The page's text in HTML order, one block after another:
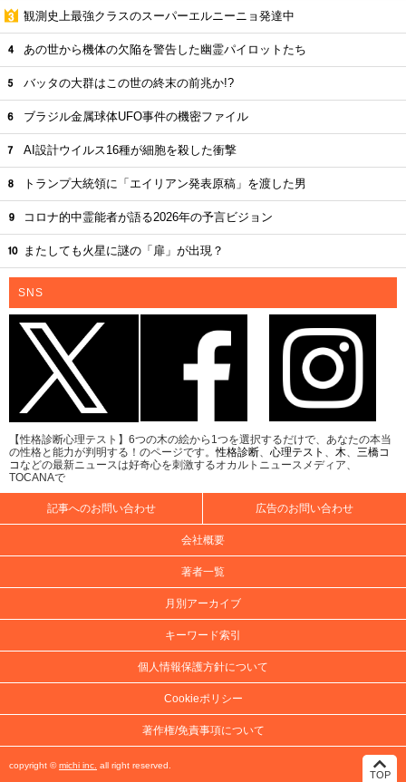
観測史上最強クラスのスーパーエルニーニョ発達中
あの世から機体の欠陥を警告した幽霊パイロットたち
バッタの大群はこの世の終末の前兆か!?
ブラジル金属球体UFO事件の機密ファイル
AI設計ウイルス16種が細胞を殺した衝撃
トランプ大統領に「エイリアン発表原稿」を渡した男
コロナ的中霊能者が語る2026年の予言ビジョン
またしても火星に謎の「扉」が出現？
SNS
【性格診断心理テスト】6つの木の絵から1つを選択するだけで、あなたの本当
の性格と能力が判明する！のページです。性格診断 心理テスト 木
三橋コ
コなどの最新ニュースは好奇心を刺激するオカルトニュースメディア、
TOCANAで
記事へのお問い合わせ 広告のお問い合わせ
会社概要
著者一覧
月別アーカイブ
キーワード索引
個人情報保護方針について
Cookieポリシー
著作権/免責事項について
copyright ©michi inc. all right reserved.
TOP